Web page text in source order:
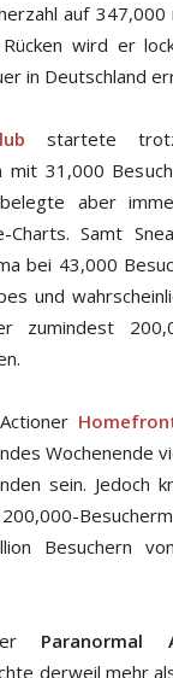
auf 347,000
wird er
in Deutschland
startete
mit 31,000
aber
Charts. Samt
bei 43,000
und
zumindest
Wochenende
sein. Jedoch
Besuchern
derweil mehr